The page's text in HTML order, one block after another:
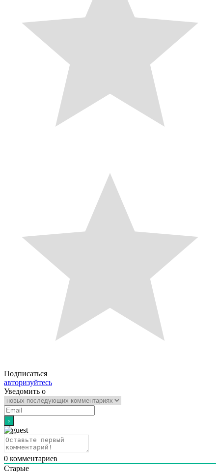
Подписаться
авторизуйтесь
Уведомить о
0 комментариев
Старые